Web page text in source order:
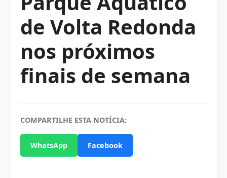
de Volta Redonda
nos próximos
finais de semana
COMPARTILHE ESTA NOTÍCIA:
WhatsApp Facebook